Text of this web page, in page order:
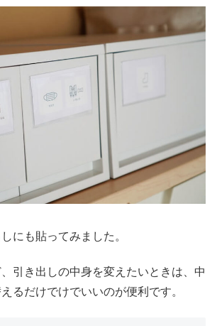
にも貼ってみました。
引き出しの中身を変えたいときは、中
るだけでけでいいのが便利です。